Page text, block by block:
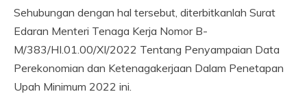
Sehubungan dengan hal tersebut, diterbitkanlah Surat
Edaran Menteri Tenaga Kerja Nomor B-
M/383/HI.01.00/XI/2022 Tentang Penyampaian Data
Perekonomian dan Ketenagakerjaan Dalam Penetapan
Upah Minimum 2022 ini.